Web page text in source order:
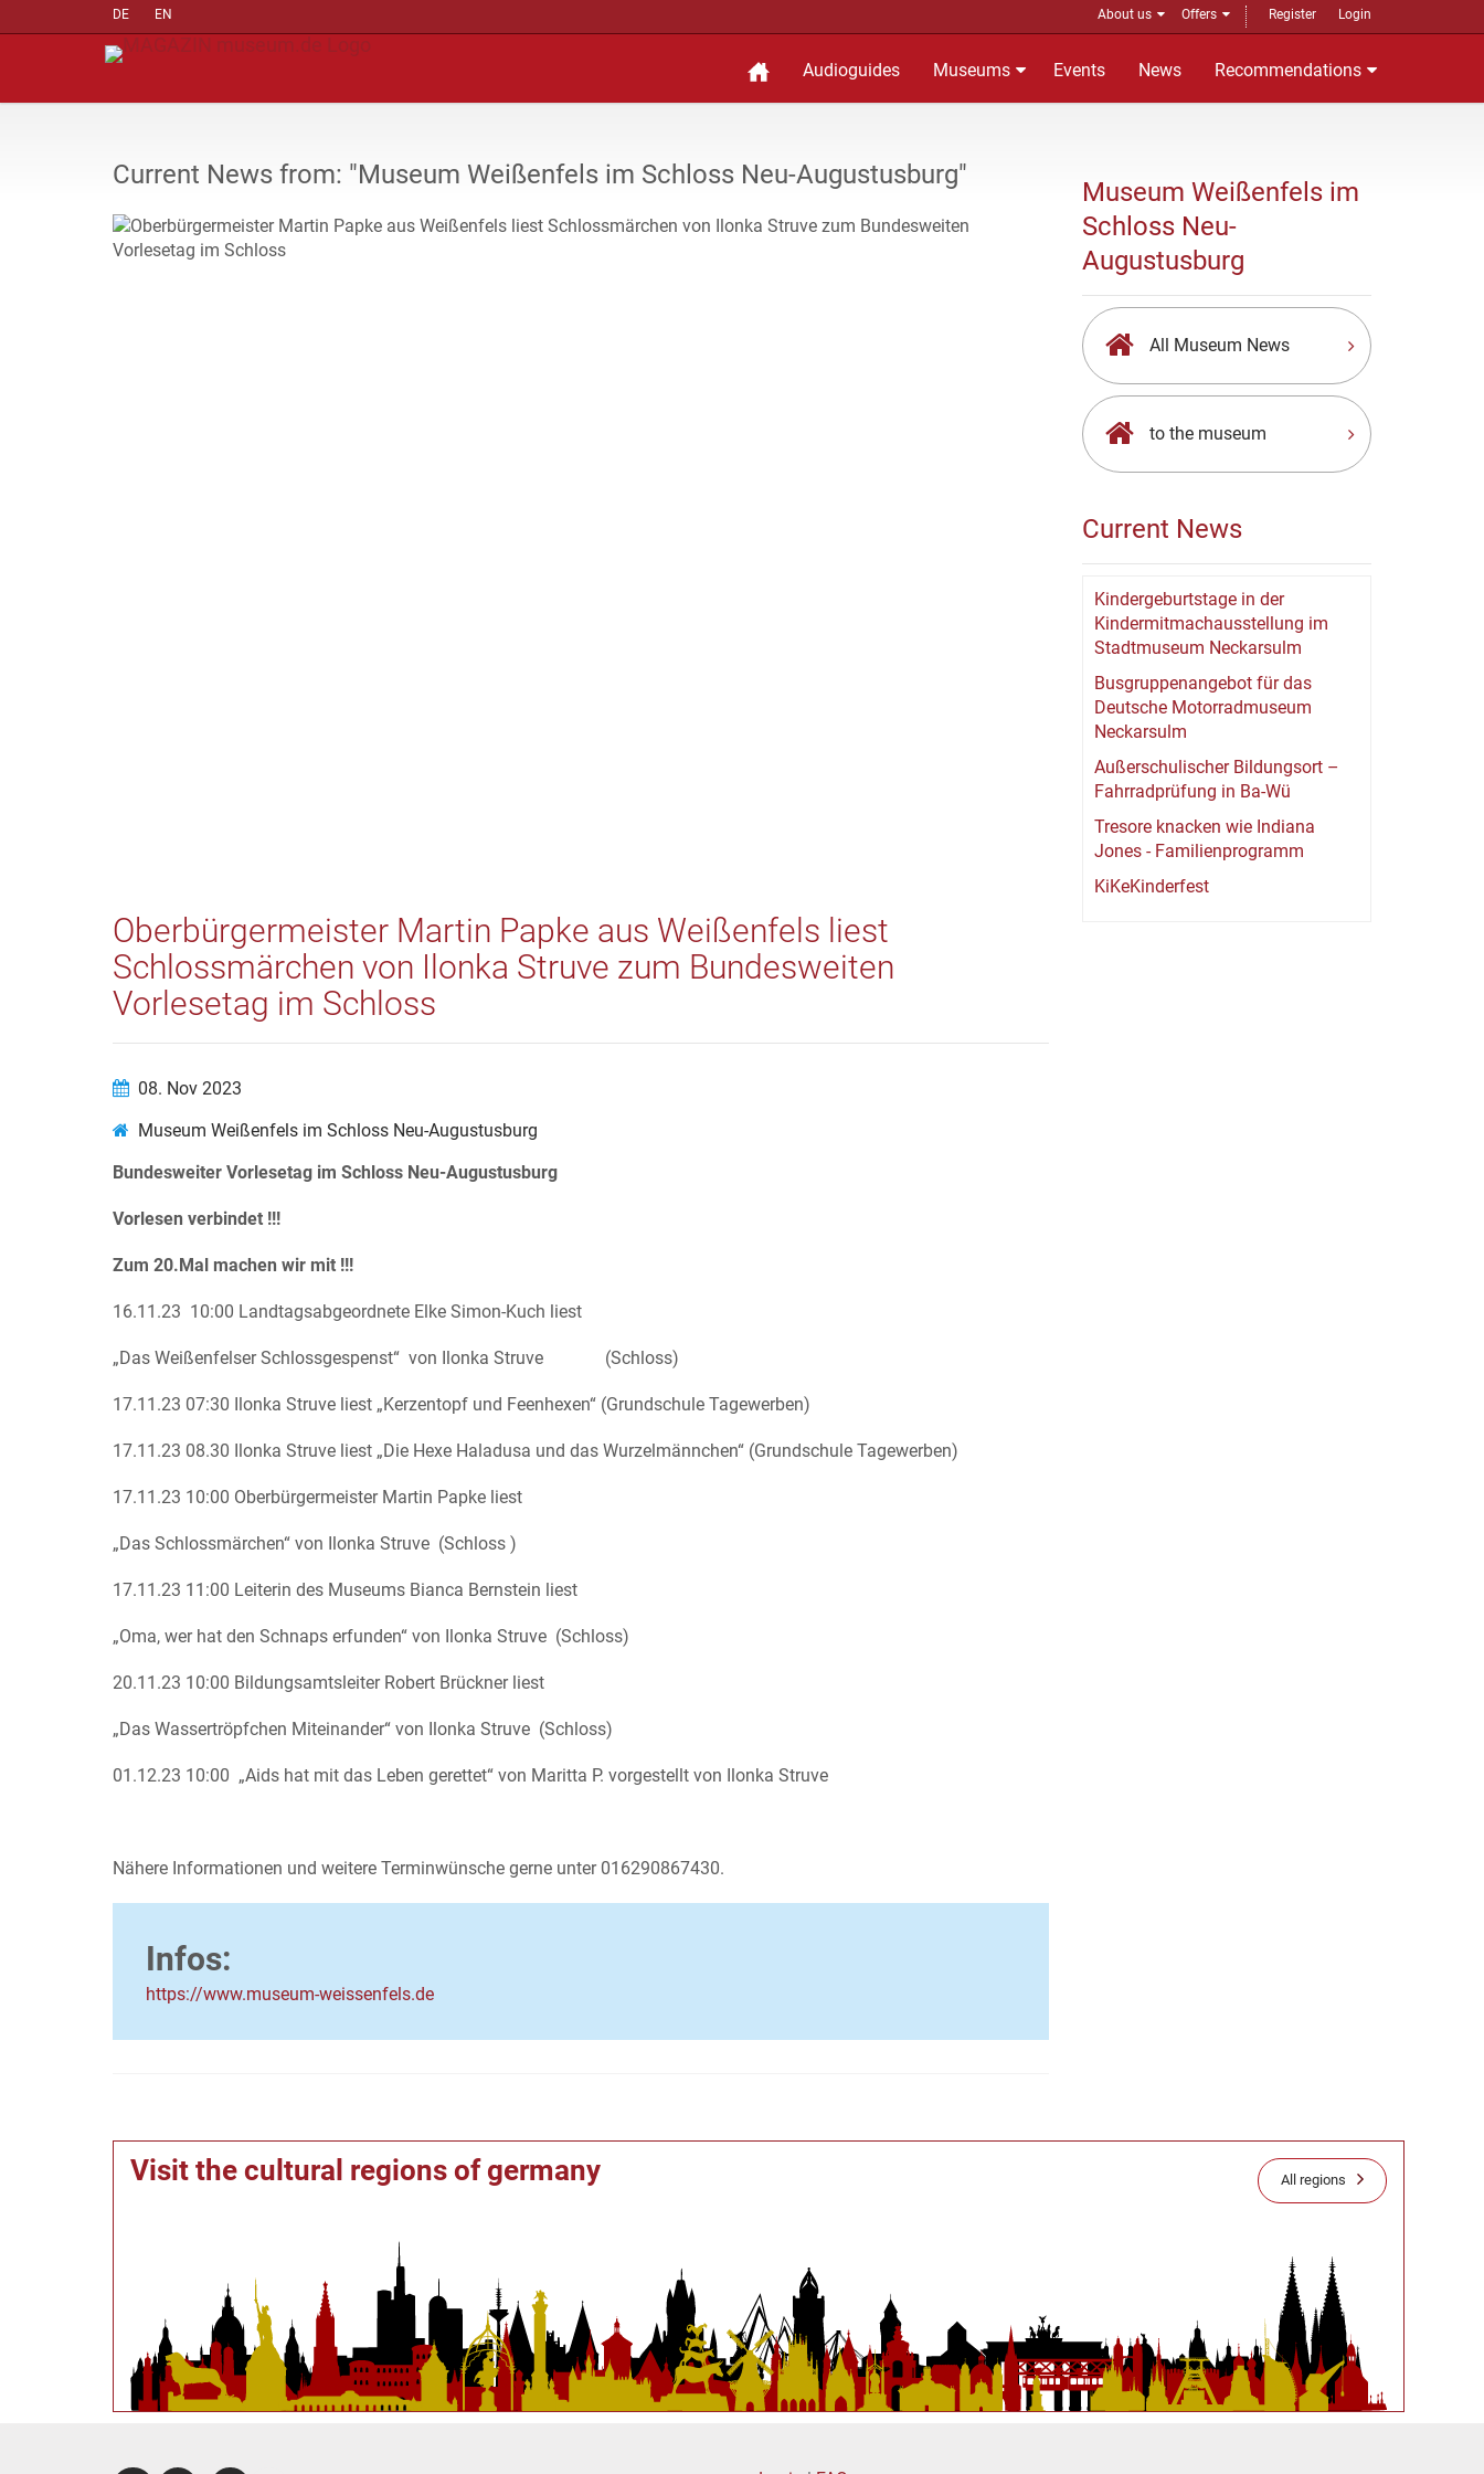
DE EN About us Offers Register Login
Audioguides Museums Events News Recommendations
Current News from: "Museum Weißenfels im Schloss Neu-Augustusburg"
Oberbürgermeister Martin Papke aus Weißenfels liest
Schlossmärchen von Ilonka Struve zum Bundesweiten
Vorlesetag im Schloss
08. Nov 2023
Museum Weißenfels im Schloss Neu-Augustusburg
Bundesweiter Vorlesetag im Schloss Neu-Augustusburg
Vorlesen verbindet !!!
Zum 20.Mal machen wir mit !!!
16.11.23 10:00 Landtagsabgeordnete Elke Simon-Kuch liest
„Das Weißenfelser Schlossgespenst“ von Ilonka Struve (Schloss)
17.11.23 07:30 Ilonka Struve liest „Kerzentopf und Feenhexen“ (Grundschule Tagewerben)
17.11.23 08.30 Ilonka Struve liest „Die Hexe Haladusa und das Wurzelmännchen“ (Grundschule Tagewerben)
17.11.23 10:00 Oberbürgermeister Martin Papke liest
„Das Schlossmärchen“ von Ilonka Struve (Schloss )
17.11.23 11:00 Leiterin des Museums Bianca Bernstein liest
„Oma, wer hat den Schnaps erfunden“ von Ilonka Struve (Schloss)
20.11.23 10:00 Bildungsamtsleiter Robert Brückner liest
„Das Wassertröpfchen Miteinander“ von Ilonka Struve (Schloss)
01.12.23 10:00 „Aids hat mit das Leben gerettet“ von Maritta P. vorgestellt von Ilonka Struve
Nähere Informationen und weitere Terminwünsche gerne unter 016290867430.
Infos:
https://www.museum-weissenfels.de
Visit the cultural regions of germany All regions
Museum Weißenfels im
Schloss Neu-
Augustusburg
All Museum News
to the museum
Current News
Kindergeburtstage in der
Kindermitmachausstellung im
Stadtmuseum Neckarsulm
Busgruppenangebot für das
Deutsche Motorradmuseum
Neckarsulm
Außerschulischer Bildungsort –
Fahrradprüfung in Ba-Wü
Tresore knacken wie Indiana
Jones - Familienprogramm
KiKeKinderfest